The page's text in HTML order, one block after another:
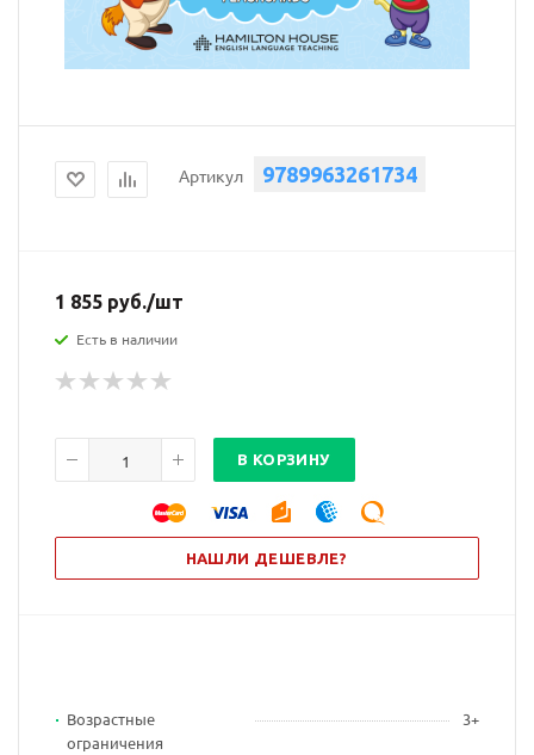
Артикул 9789963261734
1 855 руб./шт
Есть в наличии
В КОРЗИНУ
НАШЛИ ДЕШЕВЛЕ?
Возрастные
ограничения
3+